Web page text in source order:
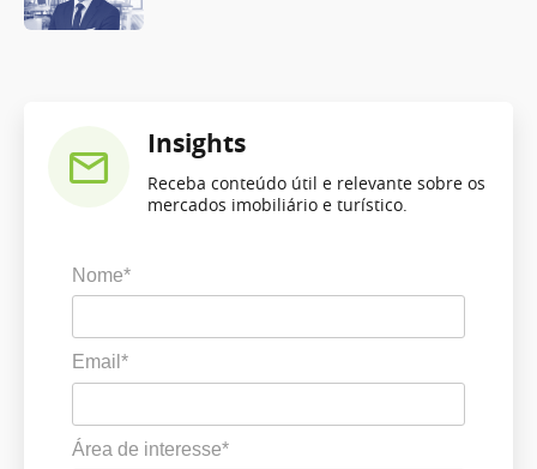
Insights
Receba conteúdo útil e relevante sobre os
mercados imobiliário e turístico.
Nome*
Email*
Área de interesse*